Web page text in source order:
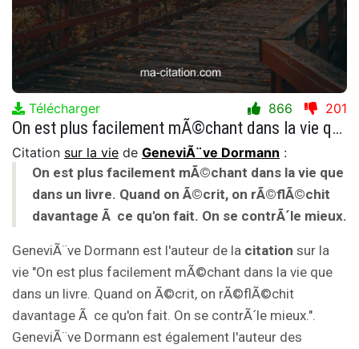
Télécharger 866 201
On est plus facilement mÃ©chant dans la vie que dans un livre. Quand on Ã©crit, on rÃ©flÃ©chit davantage Ã ce qu'on fait. On se contrÃ´le mieux.
Citation sur la vie de GeneviÃ¨ve Dormann :
On est plus facilement mÃ©chant dans la vie que
dans un livre. Quand on Ã©crit, on rÃ©flÃ©chit
davantage Ã ce qu'on fait. On se contrÃ´le mieux.
GeneviÃ¨ve Dormann est l'auteur de la citation sur la
vie "On est plus facilement mÃ©chant dans la vie que
dans un livre. Quand on Ã©crit, on rÃ©flÃ©chit
davantage Ã ce qu'on fait. On se contrÃ´le mieux.".
GeneviÃ¨ve Dormann est également l'auteur des